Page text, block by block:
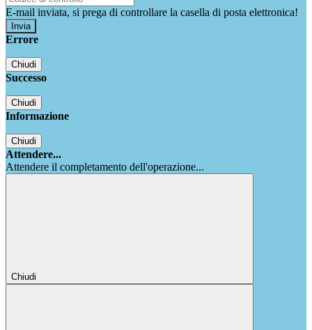
E-mail inviata, si prega di controllare la casella di posta elettronica!
Errore
Chiudi
Successo
Chiudi
Informazione
Chiudi
Attendere...
Attendere il completamento dell'operazione...
Chiudi